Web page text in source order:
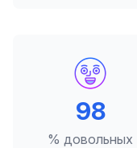
98
% довольных